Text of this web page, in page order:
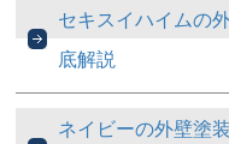
セキスイハイムの
底解説
ネイビーの外壁塗